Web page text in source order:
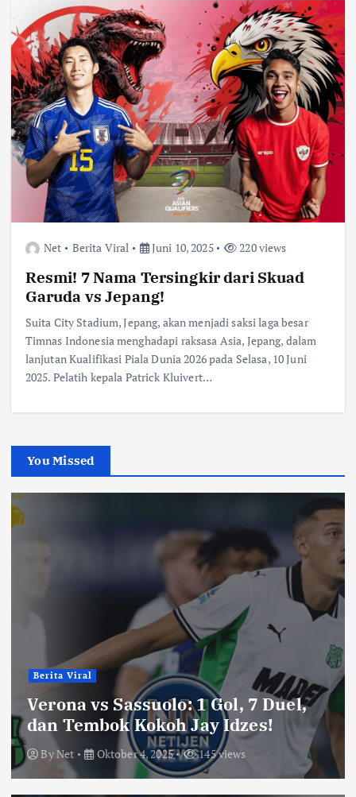
Net Berita Viral Juni 10, 2025 220 views
Resmi! 7 Nama Tersingkir dari Skuad
Garuda vs Jepang!
Suita City Stadium, Jepang, akan menjadi saksi laga besar
Timnas Indonesia menghadapi raksasa Asia, Jepang, dalam
lanjutan Kualifikasi Piala Dunia 2026 pada Selasa, 10 Juni
2025. Pelatih kepala Patrick Kluivert…
You Missed
Berita Viral
Verona vs Sassuolo: 1 Gol, 7 Duel,
dan Tembok Kokoh Jay Idzes!
ByNet Oktober 4, 2025 145 views